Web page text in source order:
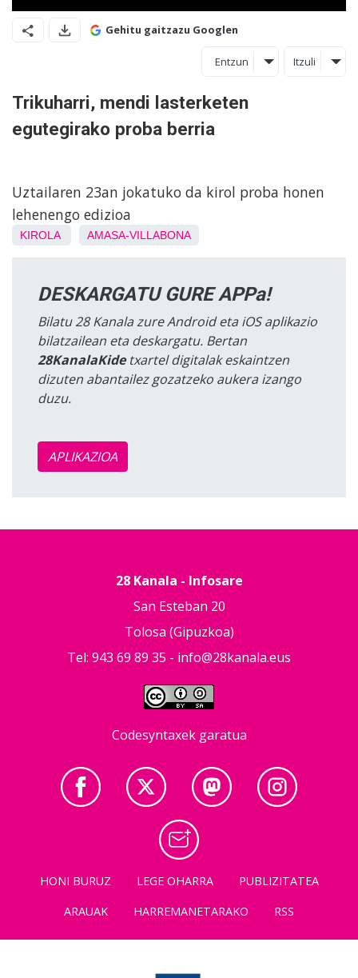
Gehitu gaitzazu Googlen
Entzun Itzuli
Trikuharri, mendi lasterketen
egutegirako proba berria
Uztailaren 23an jokatuko da kirol proba honen
lehenengo edizioa
KIROLA AMASA-VILLABONA
DESKARGATU GURE APPa!
Bilatu 28 Kanala zure Android eta iOS aplikazio
bilatzailean eta deskargatu. Bertan
28KanalaKidetxartel digitalak eskaintzen
dizuten abantailez gozatzeko aukera izango
duzu.
APLIKAZIOA
28 Kanala - Infosare
San Esteban 20
Tolosa (Gipuzkoa)
Tel: 943 69 89 35 - info@28kanala.eus
Codesyntaxek garatua
HONI BURUZ LEGE OHARRA
PUBLIZITATEA
ARAUAK
HARREMANETARAKO RSS